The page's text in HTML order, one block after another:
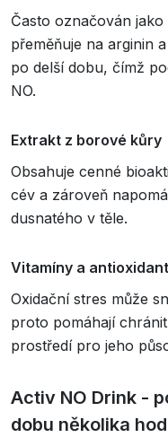
Často označován
přeměňuje na arginin
po delší dobu, čímž
NO.
Extrakt z borové kůry
Obsahuje cenné
cév a zároveň
dusnatého v těle.
Vitamíny a
Oxidační stres může
proto pomáhají
prostředí pro jeho
Activ NO Drink -
dobu několika